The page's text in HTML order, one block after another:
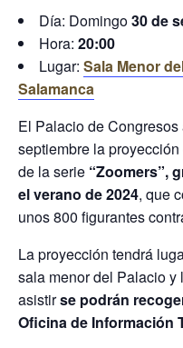
Día: Domingo30 de
Hora: 20:00
Lugar: Sala Menor
Salamanca
El Palacio de
septiembre la
de la serie “Zoomers”,
el verano de 2024, que
unos 800 figurantes
La proyección tendrá
sala menor del Palacio
asistirse podrán
Oficina de Información